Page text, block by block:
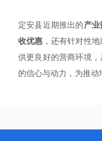
定安县近期推出的产
收优惠 ，还有针对性
供更良好的营商环境
的信心与动力，为推